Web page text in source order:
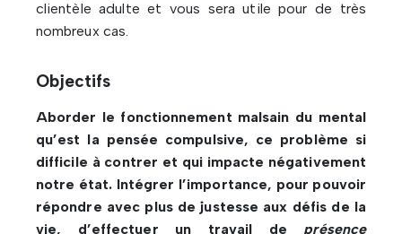
clientèle adulte et vous sera utile pour de très
nombreux cas.
Objectifs
Aborder le fonctionnement malsain du mental
qu’est la pensée compulsive, ce problème si
difficile à contrer et qui impacte négativement
notre état. Intégrer l’importance, pour pouvoir
répondre avec plus de justesse aux défis de la
vie, d’effectuer un travail de présence